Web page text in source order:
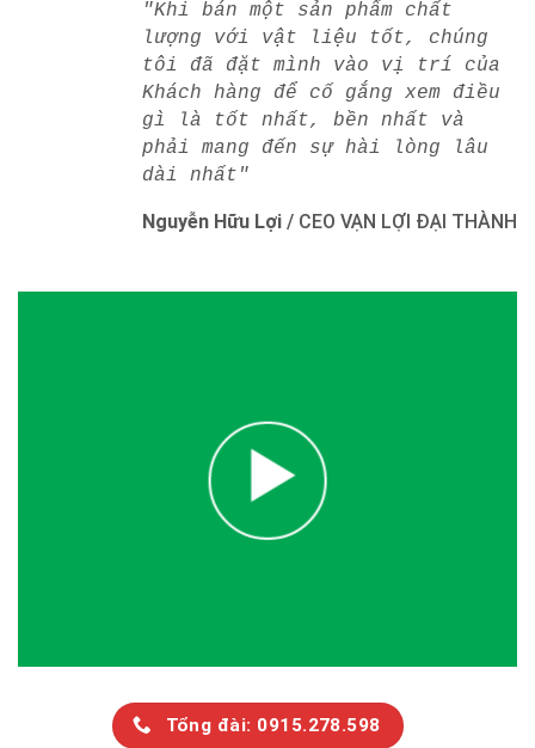
"Khi bán một sản phẩm chất
lượng với vật liệu tốt, chúng
tôi đã đặt mình vào vị trí của
Khách hàng để cố gắng xem điều
gì là tốt nhất, bền nhất và
phải mang đến sự hài lòng lâu
dài nhất"
Nguyễn Hữu Lợi / CEO VẠN LỢI ĐẠI THÀNH
Tổng đài: 0915.278.598